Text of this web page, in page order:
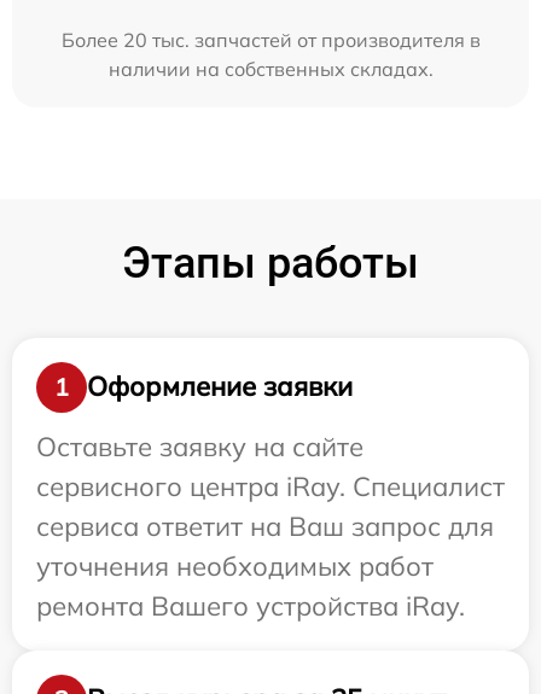
Более 20 тыс. запчастей от производителя в
наличии на собственных складах.
Этапы работы
1
Оформление заявки
Оставьте заявку на сайте
сервисного центра iRay. Специалист
сервиса ответит на Ваш запрос для
уточнения необходимых работ
ремонта Вашего устройства iRay.